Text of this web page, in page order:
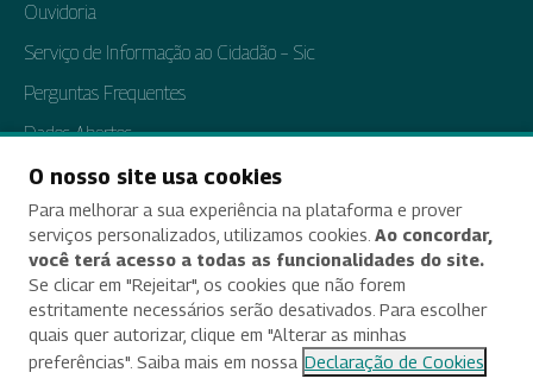
Ouvidoria
Serviço de Informação ao Cidadão – Sic
Perguntas Frequentes
Dados Abertos
Tratamento de Dados Pessoais
Transparência e Prestação de Contas
Acessibilidade
Termos de uso e aviso de privacidade
O nosso site usa cookies
Para melhorar a sua experiência na plataforma e prover
serviços personalizados, utilizamos cookies. Ao concordar,
você terá acesso a todas as funcionalidades do site.
Se clicar em "Rejeitar", os cookies que não forem
estritamente necessários serão desativados. Para escolher
quais quer autorizar, clique em "Alterar as minhas
preferências". Saiba mais em nossa Declaração de Cookies